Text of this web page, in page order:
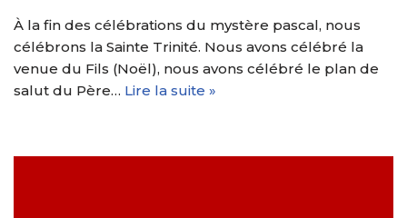
À la fin des célébrations du mystère pascal, nous
célébrons la Sainte Trinité. Nous avons célébré la
venue du Fils (Noël), nous avons célébré le plan de
salut du Père… Lire la suite »